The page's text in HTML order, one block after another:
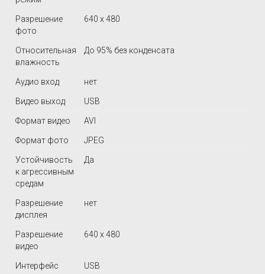
Разрешение
фото
640 х 480
Относительная
влажность
До 95% без конденсата
Аудио вход нет
Видео выход USB
Формат видео AVI
Формат фото JPEG
Устойчивость
к агрессивным
средам
Да
Разрешение
дисплея
нет
Разрешение
видео
640 х 480
Интерфейс USB